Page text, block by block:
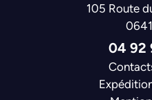
105 Route
04 92